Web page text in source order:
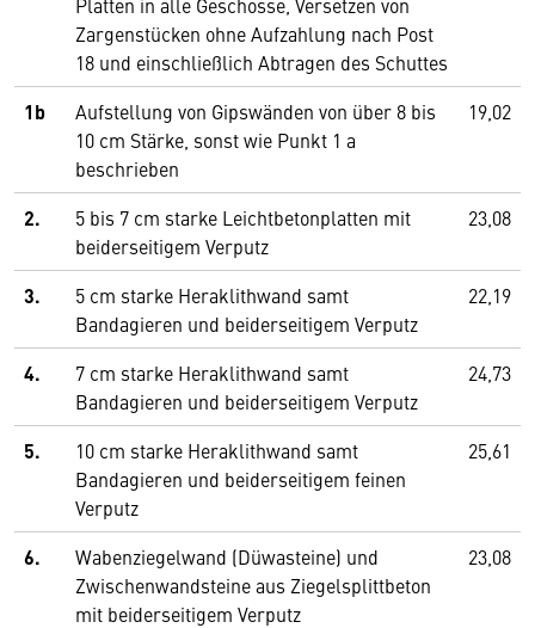
Zargenstücken ohne Aufzahlung nach Post
18 und einschließlich Abtragen des Schuttes
1b
Aufstellung von Gipswänden von über 8 bis
10 cm Stärke, sonst wie Punkt 1 a
beschrieben
19,02
2.
5 bis 7 cm starke Leichtbetonplatten mit
beiderseitigem Verputz
23,08
3.
5 cm starke Heraklithwand samt
Bandagieren und beiderseitigem Verputz
22,19
4.
7 cm starke Heraklithwand samt
Bandagieren und beiderseitigem Verputz
24,73
5.
10 cm starke Heraklithwand samt
Bandagieren und beiderseitigem feinen
Verputz
25,61
6.
Wabenziegelwand (Düwasteine) und
Zwischenwandsteine aus Ziegelsplittbeton
mit beiderseitigem Verputz
23,08